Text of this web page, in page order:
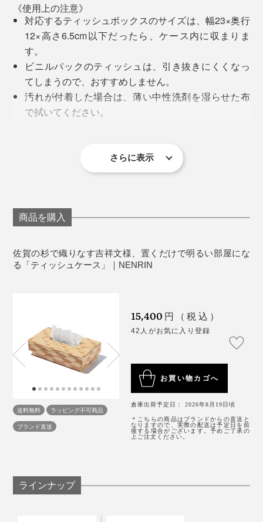
あなたの大事な空間に、置いてください。
そして、この地域に木工所は多いけれど、おたがい、何
をつくっているかを知りません。それがずっと普通でし
た。
でも、やっぱり、自分たちの仕事を、まわりに知っても
らいたいし、買ってくれた人の顔や声を知りたい」
年、いまMONOCOでも人気を集めている
』から始まり、2018年に、『NENRIN』が
「2015年、パリの展示会に出展した時、海外のバイヤ
ーから問われて、衝撃を受けました。
輝くような魅力を、あらためて感じられる体験でした。
輝きといっても、光っているわけではないのに、
『NENRIN』のテーブルスツールも、ティッシュケース
リビング、寝室、ダイニング、玄関、書斎……どこに置
いても、部屋が明るく、いい雰囲気に感じられました。
《使用上の注意》
対応するティッシュボックスのサイズは、幅23×奥行
12×高さ6.5cm以下だったら、ケース内に収まりま
す。
ビニルパックのティッシュは、引き抜きにくくなっ
てしまうので、おすすめしません。
汚れが付着した場合は、薄い中性洗剤を湿らせた布
で拭いてください。
重さ：約540g
※表面処理は木肌塗仕上げ
製造国：日本
さらに表示
商品を購入
佐賀の杉で織りなす吉祥文様、置くだけで明るい部屋にな
る「ティッシュケース」｜NENRIN
送料無料
ラッピング不可商品
ブランド直送
15,400 円（税込）
42人がお気に入り登録
お買い物カゴへ
倉庫出荷予定日： 2026年8月19日頃
＊こちらの商品はブランドからの直送と
なりますので、実際の配送は予定日を前
後する場合がございます。予めご了承の
上ご注文ください。
ラインナップ